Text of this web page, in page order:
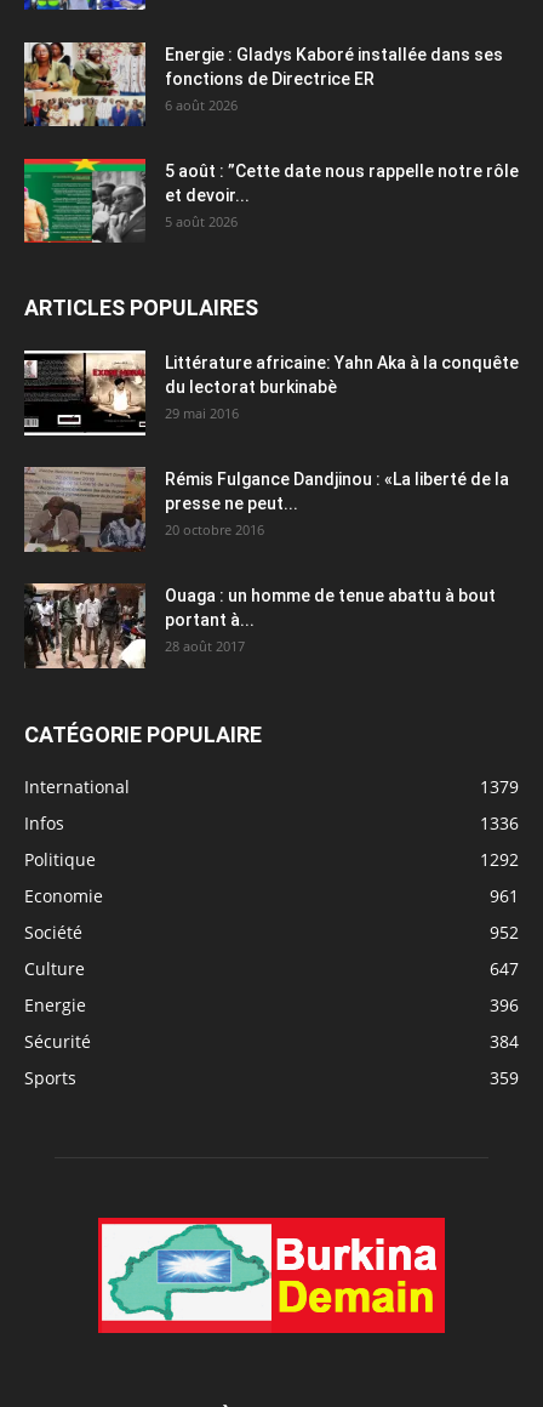
Energie : Gladys Kaboré installée dans ses
fonctions de Directrice ER
6 août 2026
5 août : ”Cette date nous rappelle notre rôle
et devoir...
5 août 2026
ARTICLES POPULAIRES
Littérature africaine: Yahn Aka à la conquête
du lectorat burkinabè
29 mai 2016
Rémis Fulgance Dandjinou : «La liberté de la
presse ne peut...
20 octobre 2016
Ouaga : un homme de tenue abattu à bout
portant à...
28 août 2017
CATÉGORIE POPULAIRE
International
1379
Infos
1336
Politique
1292
Economie
961
Société
952
Culture
647
Energie
396
Sécurité
384
Sports
359